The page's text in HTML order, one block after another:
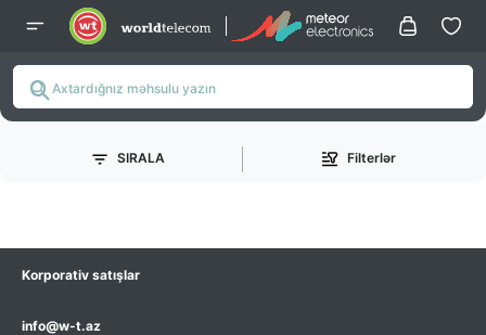
SIRALA Filterlər
Korporativ satışlar
info@w-t.az